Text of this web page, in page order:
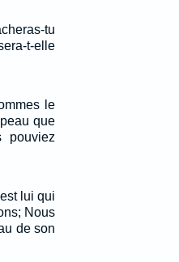
tu
t-elle
le
que
pouviez
lui qui
Nous
de son